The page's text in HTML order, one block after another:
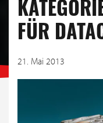
FÜR
21. Mai 2013